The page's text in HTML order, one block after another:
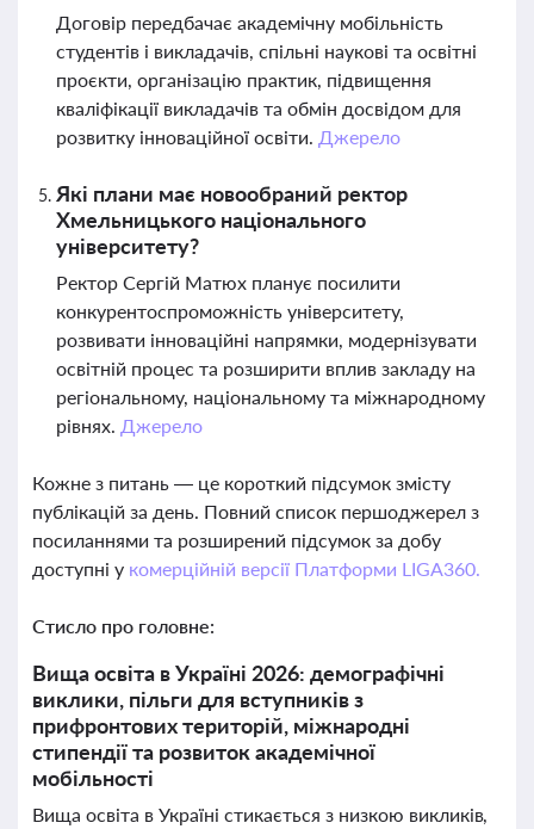
Договір передбачає академічну мобільність
студентів і викладачів, спільні наукові та освітні
проєкти, організацію практик, підвищення
кваліфікації викладачів та обмін досвідом для
розвитку інноваційної освіти. Джерело
Які плани має новообраний ректор
Хмельницького національного
університету?
Ректор Сергій Матюх планує посилити
конкурентоспроможність університету,
розвивати інноваційні напрямки, модернізувати
освітній процес та розширити вплив закладу на
регіональному, національному та міжнародному
рівнях. Джерело
Кожне з питань — це короткий підсумок змісту
публікацій за день. Повний список першоджерел з
посиланнями та розширений підсумок за добу
доступні у комерційній версії Платформи LIGA360.
Стисло про головне:
Вища освіта в Україні 2026: демографічні
виклики, пільги для вступників з
прифронтових територій, міжнародні
стипендії та розвиток академічної
мобільності
Вища освіта в Україні стикається з низкою викликів,